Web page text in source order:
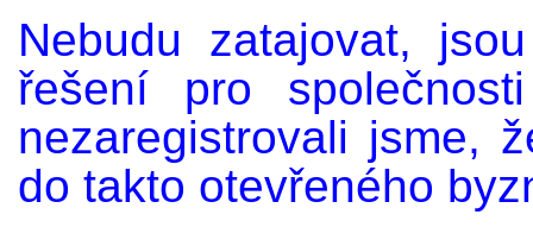
Nebudu zatajovat,
řešení pro
nezaregistrovali jsme,
do takto otevřeného